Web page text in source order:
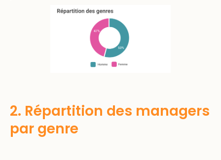
2. Répartition des managers
par genre